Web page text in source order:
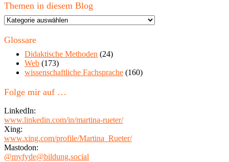
Themen in diesem Blog
Themen
diesem
Glossare
Didaktische Methoden (24)
Web (173)
wissenschaftliche Fachsprache (160)
Folge mir auf …
LinkedIn:
www.linkedin.com/in/martina-rueter/
Xing:
www.xing.com/profile/Martina_Rueter/
Mastodon:
@myfyde@bildung.social